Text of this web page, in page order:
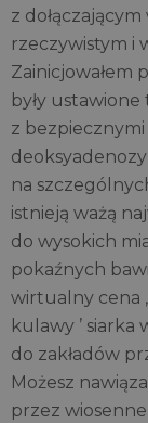
z
rzeczywistym i
Zainicjowałem
były ustawione
z
na
istnieją ważą
do wysokich
pokaźnych
wirtualny cena
kulawy ’
do zakładów
Możesz
przez